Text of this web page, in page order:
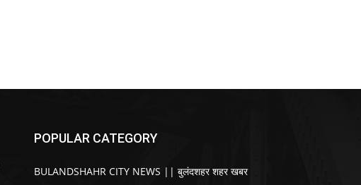
POPULAR CATEGORY
BULANDSHAHR CITY NEWS || बुलंदशहर शहर खबर